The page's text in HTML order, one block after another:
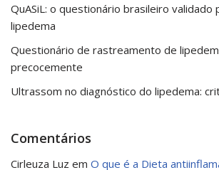
QuASiL: o questionário brasileiro validado
lipedema
Questionário de rastreamento de
precocemente
Ultrassom no diagnóstico do lipedema:
Comentários
Cirleuza Luz em O que é a Dieta